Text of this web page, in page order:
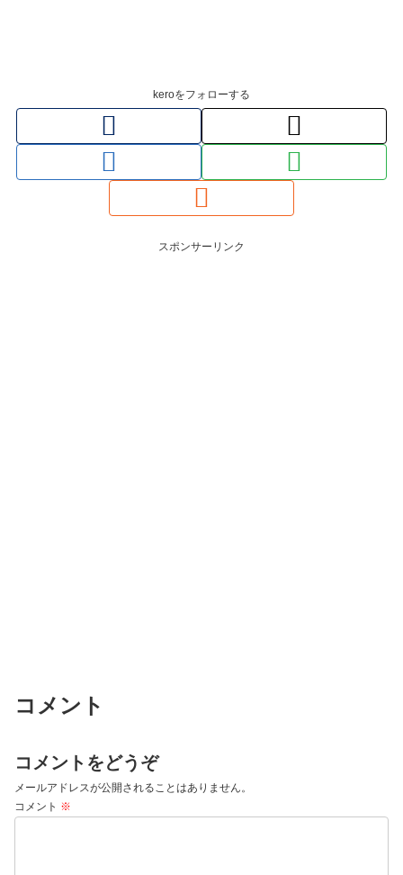
keroをフォローする
スポンサーリンク
コメント
コメントをどうぞ
メールアドレスが公開されることはありません。
コメント ※